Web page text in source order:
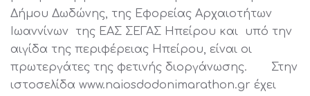
Δήμου Δωδώνης, της Εφορείας Αρχαιοτήτων
Ιωαννίνων της ΕΑΣ ΣΕΓΑΣ Ηπείρου και υπό την
αιγίδα της περιφέρειας Ηπείρου, είναι οι
πρωτεργάτες της φετινής διοργάνωσης. Στην
ιστοσελίδα www.naiosdodonimarathon.gr έχει